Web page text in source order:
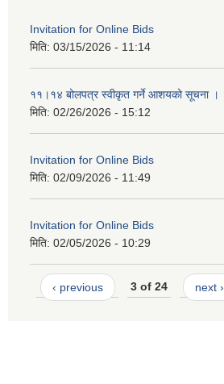
Invitation for Online Bids
मिति: 03/15/2026 - 11:14
११।१४ बोलपत्र स्वीकृत गर्ने आशयको सूचना ।
मिति: 02/26/2026 - 15:12
Invitation for Online Bids
मिति: 02/09/2026 - 11:49
Invitation for Online Bids
मिति: 02/05/2026 - 10:29
‹ previous 3 of 24 next ›